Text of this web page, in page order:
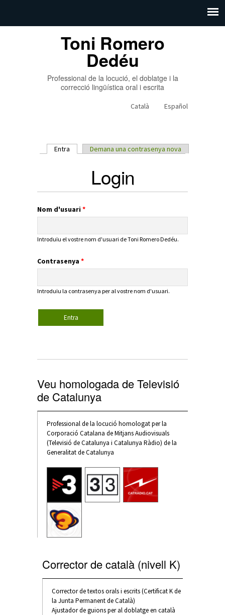
Toni Romero
Dedéu
Professional de la locució, el doblatge i la
correcció lingüística oral i escrita
Español
Català
Entra (pestanya activa)
Demana una contrasenya nova
Login
Nom d'usuari*
Introduïu el vostre nom d'usuari de Toni Romero Dedéu.
Contrasenya *
Introduïu la contrasenya per al vostre nom d'usuari.
Veu homologada de Televisió
de Catalunya
Professional de la locució homologat per la
Corporació Catalana de Mitjans Audiovisuals
(Televisió de Catalunya i Catalunya Ràdio) de la
Generalitat de Catalunya
Corrector de català (nivell K)
Corrector de textos orals i escrits (Certificat K de
la Junta Permanent de Català)
Ajustador de guions per al doblatge en català